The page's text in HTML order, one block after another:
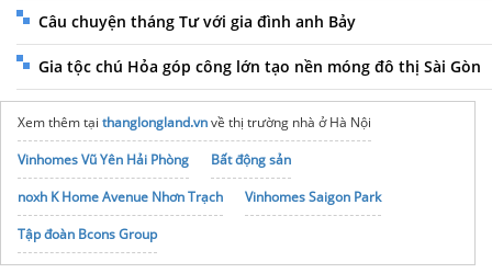
Câu chuyện tháng Tư với gia đình anh Bảy
Gia tộc chú Hỏa góp công lớn tạo nền móng đô thị Sài Gòn
Xem thêm tại thanglongland.vnvề thị trường nhà ở Hà Nội
Vinhomes Vũ Yên Hải Phòng
Bất động sản
noxh K Home Avenue Nhơn Trạch
Vinhomes Saigon Park
Tập đoàn Bcons Group